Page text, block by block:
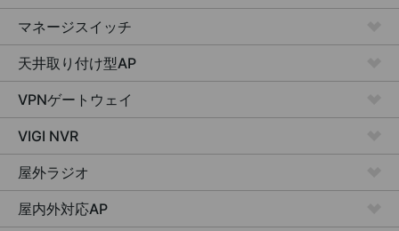
マネージスイッチ
天井取り付け型AP
VPNゲートウェイ
VIGI NVR
屋外ラジオ
屋内外対応AP